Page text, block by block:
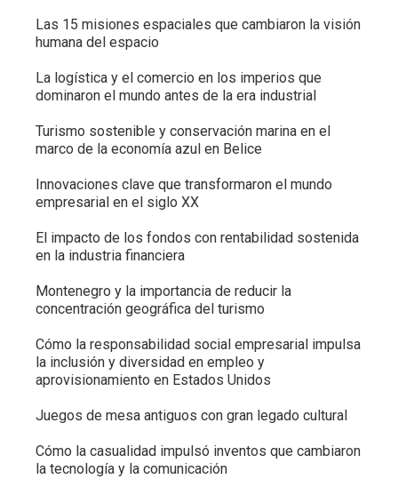
Las 15 misiones espaciales que cambiaron la visión
humana del espacio
La logística y el comercio en los imperios que
dominaron el mundo antes de la era industrial
Turismo sostenible y conservación marina en el
marco de la economía azul en Belice
Innovaciones clave que transformaron el mundo
empresarial en el siglo XX
El impacto de los fondos con rentabilidad sostenida
en la industria financiera
Montenegro y la importancia de reducir la
concentración geográfica del turismo
Cómo la responsabilidad social empresarial impulsa
la inclusión y diversidad en empleo y
aprovisionamiento en Estados Unidos
Juegos de mesa antiguos con gran legado cultural
Cómo la casualidad impulsó inventos que cambiaron
la tecnología y la comunicación